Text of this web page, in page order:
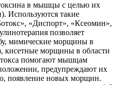
в мышцы с целью их
Используются такие
«Диспорт», «Ксеомин»,
позволяет
мимические морщины в
кисетные морщины в области
помогают мышцам
предупреждают их
появление новых морщин.